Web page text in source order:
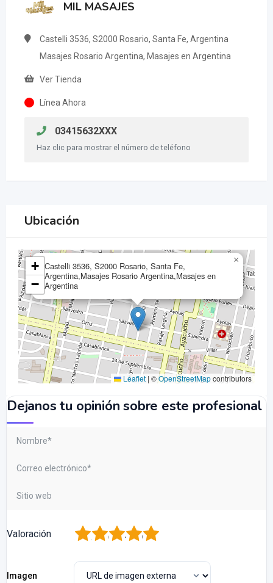
MIL MASAJES
Castelli 3536, S2000 Rosario, Santa Fe, Argentina
Masajes Rosario Argentina, Masajes en Argentina
Ver Tienda
Línea Ahora
03415632XXX
Haz clic para mostrar el número de teléfono
Ubicación
Castelli 3536, S2000 Rosario, Santa Fe,
Argentina,Masajes Rosario Argentina,Masajes en
Argentina
×
+
−
Leaflet | ©OpenStreetMapcontributors
Dejanos tu opinión sobre este profesional
Valoración 5
4
3
2
Imagen